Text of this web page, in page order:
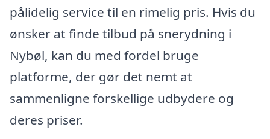
pålidelig service til en rimelig pris. Hvis du
ønsker at finde tilbud på snerydning i
Nybøl, kan du med fordel bruge
platforme, der gør det nemt at
sammenligne forskellige udbydere og
deres priser.